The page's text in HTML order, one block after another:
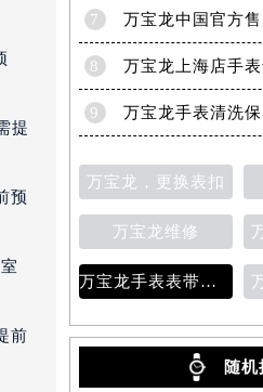
提
预
前
7
8
9
万宝龙，更换表扣
万宝龙维修
万宝龙手表表带变色
随机